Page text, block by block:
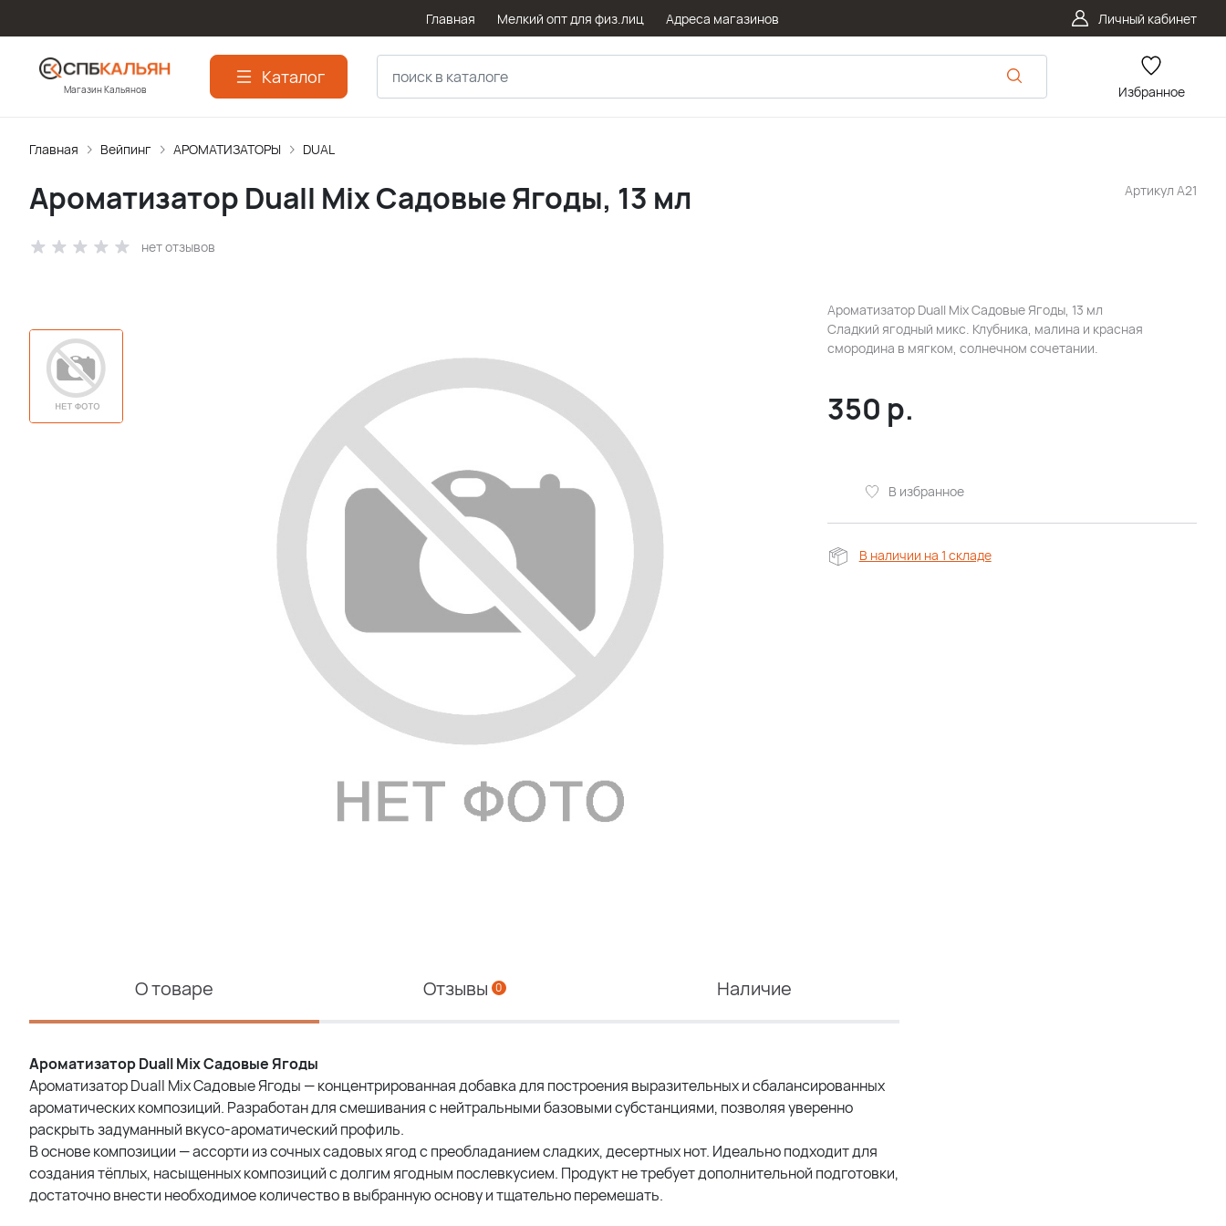
Главная Мелкий опт для физ.лиц Адреса магазинов Личный кабинет
Магазин Кальянов
Каталог
Избранное
Главная Вейпинг АРОМАТИЗАТОPЫ DUAL
Артикул А21
Ароматизатор Duall Mix Садовые Ягоды, 13 мл
нет отзывов
Ароматизатор Duall Mix Садовые Ягоды, 13 мл
Сладкий ягодный микс. Клубника, малина и красная
смородина в мягком, солнечном сочетании.
350 р.
В избранное
В наличии на 1 складе
О товаре Отзывы 0 Наличие
Ароматизатор Duall Mix Садовые Ягоды
Ароматизатор Duall Mix Садовые Ягоды — концентрированная добавка для построения выразительных и сбалансированных
ароматических композиций. Разработан для смешивания с нейтральными базовыми субстанциями, позволяя уверенно
раскрыть задуманный вкусо-ароматический профиль.
В основе композиции — ассорти из сочных садовых ягод с преобладанием сладких, десертных нот. Идеально подходит для
создания тёплых, насыщенных композиций с долгим ягодным послевкусием. Продукт не требует дополнительной подготовки,
достаточно внести необходимое количество в выбранную основу и тщательно перемешать.